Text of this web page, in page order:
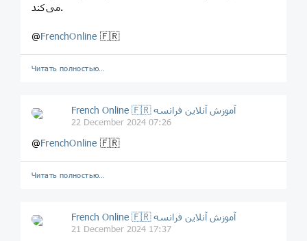
می‌کند.
@FrenchOnline 🇫🇷
Читать полностью…
French Online 🇫🇷 آموزش آنلاین فرانسه
22 December 2024 07:26
@FrenchOnline 🇫🇷
Читать полностью…
French Online 🇫🇷 آموزش آنلاین فرانسه
21 December 2024 17:37